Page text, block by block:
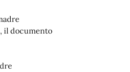
il documento